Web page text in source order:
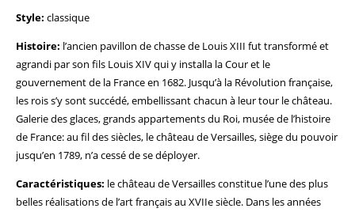
Style: classique
Histoire: l’ancien pavillon de chasse de Louis XIII fut transformé et
agrandi par son fils Louis XIV qui y installa la Cour et le
gouvernement de la France en 1682. Jusqu’à la Révolution française,
les rois s’y sont succédé, embellissant chacun à leur tour le château.
Galerie des glaces, grands appartements du Roi, musée de l’histoire
de France: au fil des siècles, le château de Versailles, siège du pouvoir
jusqu’en 1789, n’a cessé de se déployer.
Caractéristiques: le château de Versailles constitue l’une des plus
belles réalisations de l’art français au XVIIe siècle. Dans les années